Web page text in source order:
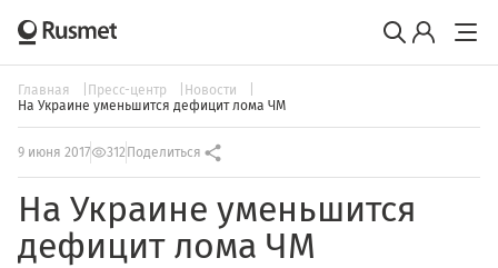
Главная Пресс-центр
Новости
На Украине уменьшится дефицит лома ЧМ
9 июня 2017 312 Поделиться
На Украине уменьшится
дефицит лома ЧМ